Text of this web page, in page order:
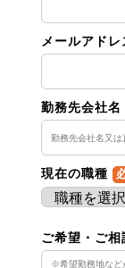
メールアドレ
勤務先会社名
現在の職種
ご希望・ご相